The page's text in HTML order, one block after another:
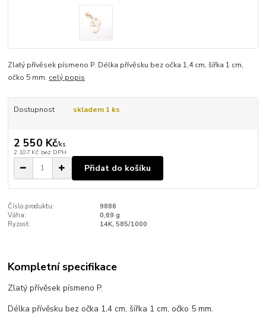
Zlatý přívěsek písmeno P. Délka přívěsku bez očka 1,4 cm, šířka 1 cm,
očko 5 mm. celý popis
Dostupnost skladem 1 ks
2 550 Kč/ks
2 107 Kč bez DPH
Přidat do košíku
Číslo produktu:
9886
Váha:
0,69 g
Ryzost:
14K, 585/1000
Kompletní specifikace
Zlatý přívěsek písmeno P.
Délka přívěsku bez očka 1,4 cm, šířka 1 cm, očko 5 mm.